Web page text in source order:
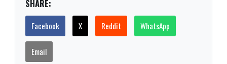
SHARE:
Facebook X Reddit WhatsApp
Email